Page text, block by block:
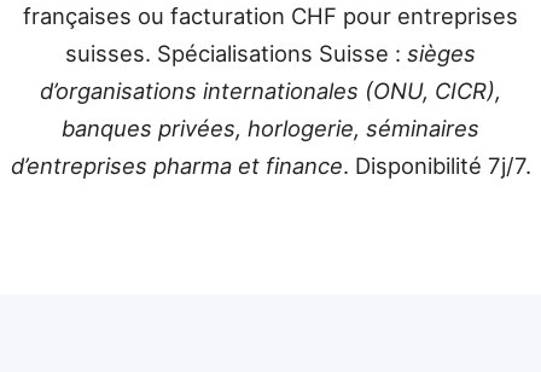
françaises ou facturation CHF pour entreprises
suisses. Spécialisations Suisse : sièges
d’organisations internationales (ONU, CICR),
banques privées, horlogerie, séminaires
d’entreprises pharma et finance. Disponibilité 7j/7.